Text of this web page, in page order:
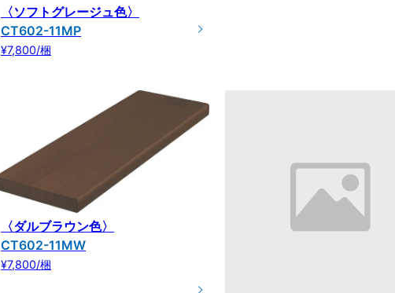
〈ソフトグレージュ色〉
CT602-11MP
¥7,800/梱
〈ダルブラウン色〉
CT602-11MW
¥7,800/梱